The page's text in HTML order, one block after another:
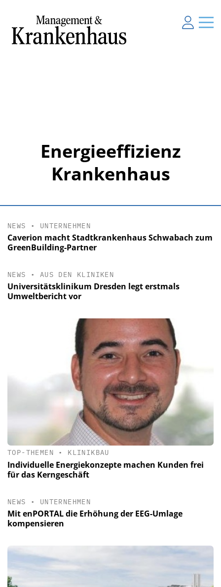
Energieeffizienz
Krankenhaus
NEWS • UNTERNEHMEN
Caverion macht Stadtkrankenhaus Schwabach zum
GreenBuilding-Partner
NEWS • AUS DEN KLINIKEN
Universitätsklinikum Dresden legt erstmals
Umweltbericht vor
TOP-THEMEN • KLINIKBAU
Individuelle Energiekonzepte machen Kunden frei
für das Kerngeschäft
NEWS • UNTERNEHMEN
Mit enPORTAL die Erhöhung der EEG-Umlage
kompensieren